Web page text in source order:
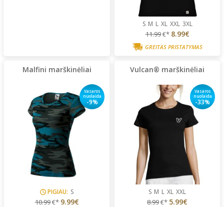
S M L XL XXL 3XL
11.99€* 8.99€
GREITAS PRISTATYMAS
Malfini marškinėliai
Vasaros
nuolaida
-9%
PIGIAU: S
10.99€* 9.99€
Vulcan® marškinėliai
Vasaros
nuolaida
-33%
S M L XL XXL
8.99€* 5.99€